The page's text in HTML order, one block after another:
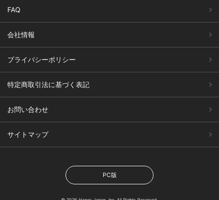
FAQ
会社情報
プライバシーポリシー
特定商取引法に基づく表記
お問い合わせ
サイトマップ
PC版